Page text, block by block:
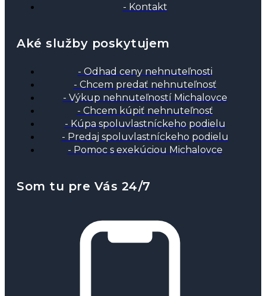
- Kontakt
Aké služby poskytujem
- Odhad ceny nehnuteľnosti
- Chcem predať nehnuteľnosť
- Výkup nehnuteľností Michalovce
- Chcem kúpiť nehnuteľnosť
- Kúpa spoluvlastníckeho podielu
- Predaj spoluvlastníckeho podielu
- Pomoc s exekúciou Michalovce
Som tu pre Vás 24/7